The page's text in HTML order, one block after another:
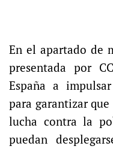
En el apartado de
presentada por
España a
para garantizar
lucha contra la
puedan